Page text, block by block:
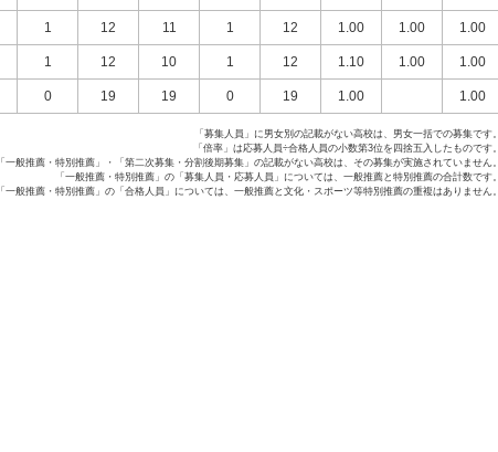
1 12 11 1 12 1.00 1.00 1.00
1 12 10 1 12 1.10 1.00 1.00
0 19 19 0 19 1.00 1.00
「募集人員」に男女別の記載がない高校は、男女一括での募集です。
「倍率」は応募人員÷合格人員の小数第3位を四捨五入したものです。
「一般推薦・特別推薦」・「第二次募集・分割後期募集」の記載がない高校は、その募集が実施されていません。
「一般推薦・特別推薦」の「募集人員・応募人員」については、一般推薦と特別推薦の合計数です。
「一般推薦・特別推薦」の「合格人員」については、一般推薦と文化・スポーツ等特別推薦の重複はありません。